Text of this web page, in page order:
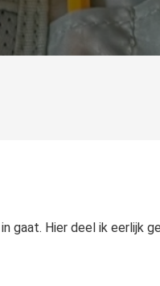
gaat. Hier deel ik eerlijk